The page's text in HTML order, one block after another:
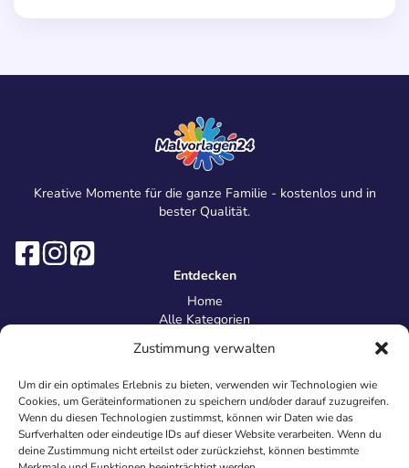
Zustimmung verwalten
Um dir ein optimales Erlebnis zu bieten, verwenden wir Technologien wie
Cookies, um Geräteinformationen zu speichern und/oder darauf zuzugreifen.
Wenn du diesen Technologien zustimmst, können wir Daten wie das
Surfverhalten oder eindeutige IDs auf dieser Website verarbeiten. Wenn du
deine Zustimmung nicht erteilst oder zurückziehst, können bestimmte
Kreative Momente für die ganze Familie - kostenlos und in
bester Qualität.
Entdecken
Home
Alle Kategorien
Information
Über uns
Kontakt
Inhaltsrichtlinien
Recht & Datenschutz
Impressum